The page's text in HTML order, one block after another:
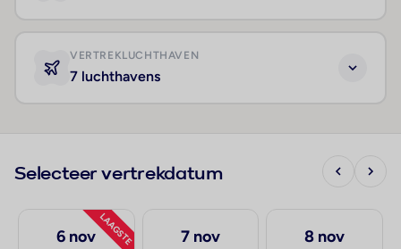
VERTREKLUCHTHAVEN
7 luchthavens
Selecteer vertrekdatum
LAAGSTE
6 nov 7 nov 8 nov